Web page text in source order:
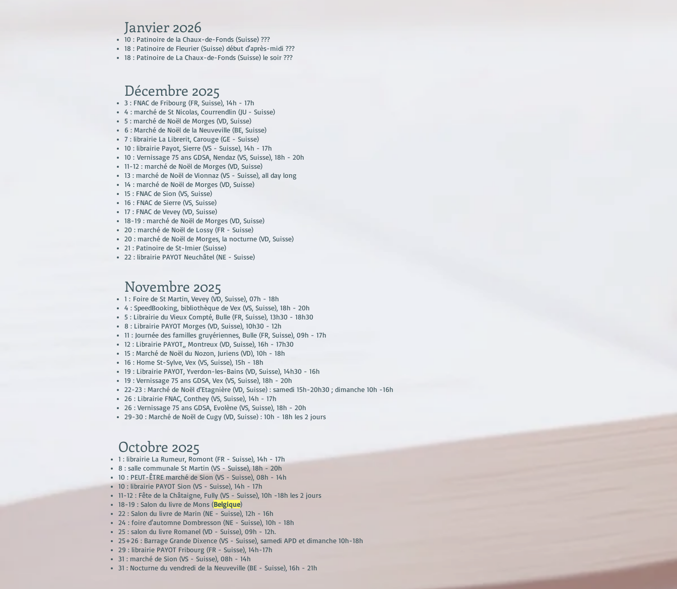
Janvier 2026
10 : Patinoire de la Chaux-de-Fonds (Suisse) ???
18 : Patinoire de Fleurier (Suisse) début d'après-midi ???
18 : Patinoire de La Chaux-de-Fonds (Suisse) le soir ???
Décembre 2025
3 : FNAC de Fribourg (FR, Suisse), 14h - 17h
4 : marché de St Nicolas, Courrendlin (JU - Suisse)
5 : marché de Noël de Morges (VD, Suisse)
6 : Marché de Noël de la Neuveville (BE, Suisse)
7 : librairie La Librerit, Carouge (GE - Suisse)
10 : librairie Payot, Sierre (VS - Suisse), 14h - 17h
10 : Vernissage 75 ans GDSA, Nendaz (VS, Suisse), 18h - 20h
11-12 : marché de Noël de Morges (VD, Suisse)
13 : marché de Noël de Vionnaz (VS - Suisse), all day long
14 : marché de Noël de Morges (VD, Suisse)
15 : FNAC de Sion (VS, Suisse)
16 : FNAC de Sierre (VS, Suisse)
17 : FNAC de Vevey (VD, Suisse)
18-19 : marché de Noël de Morges (VD, Suisse)
20 : marché de Noël de Lossy (FR - Suisse)
20 : marché de Noël de Morges, la nocturne (VD, Suisse)
21 : Patinoire de St-Imier (Suisse)
22 : librairie PAYOT Neuchâtel (NE - Suisse)
Novembre 2025
1 : Foire de St Martin, Vevey (VD, Suisse), 07h - 18h
4 : SpeedBooking, bibliothèque de Vex (VS, Suisse), 18h - 20h
5 : Librairie du Vieux Compté, Bulle (FR, Suisse), 13h30 - 18h30
8 : Librairie PAYOT Morges (VD, Suisse), 10h30 - 12h
11 : Journée des familles gruyériennes, Bulle (FR, Suisse), 09h - 17h
12 : Librairie PAYOT,, Montreux (VD, Suisse), 16h - 17h30
15 : Marché de Noël du Nozon, Juriens (VD), 10h - 18h
16 : Home St-Sylve, Vex (VS, Suisse), 15h - 18h
19 : Librairie PAYOT, Yverdon-les-Bains (VD, Suisse), 14h30 - 16h
19 : Vernissage 75 ans GDSA, Vex (VS, Suisse), 18h - 20h
22-23 : Marché de Noël d’Etagnière (VD, Suisse) : samedi 15h-20h30 ; dimanche 10h -16h
26 : Librairie FNAC, Conthey (VS, Suisse), 14h - 17h
26 : Vernissage 75 ans GDSA, Evolène (VS, Suisse), 18h - 20h
29-30 : Marché de Noël de Cugy (VD, Suisse) : 10h - 18h les 2 jours
Octobre 2025
1 : librairie La Rumeur, Romont (FR - Suisse), 14h - 17h
8 : salle communale St Martin (VS - Suisse), 18h - 20h
10 : PEUT-ÊTRE marché de Sion (VS - Suisse), 08h - 14h
10 : librairie PAYOT Sion (VS - Suisse), 14h - 17h
11-12 : Fête de la Châtaigne, Fully (VS - Suisse), 10h -18h les 2 jours
18-19 : Salon du livre de Mons (Belgique)
22 : Salon du livre de Marin (NE - Suisse), 12h - 16h
24 : foire d'automne Dombresson (NE - Suisse), 10h - 18h
25 : salon du livre Romanel (VD - Suisse), 09h - 12h.
25+26 : Barrage Grande Dixence (VS - Suisse), samedi APD et dimanche 10h-18h
29 : librairie PAYOT Fribourg (FR - Suisse), 14h-17h
31 : marché de Sion (VS - Suisse), 08h - 14h
31 : Nocturne du vendredi de la Neuveville (BE - Suisse), 16h - 21h